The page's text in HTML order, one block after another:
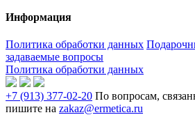
Информация
Политика обработки данных
задаваемые вопросы
Политика обработки данных
+7 (913) 377-02-20 По вопросам,
пишите на zakaz@ermetica.ru